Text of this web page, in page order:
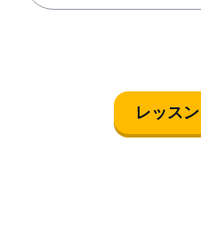
レッス